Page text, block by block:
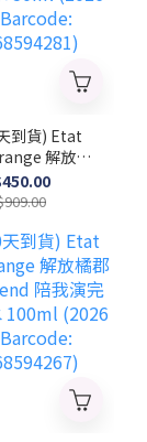
到貨) Etat
解放橘
陪我演
香水 50ml